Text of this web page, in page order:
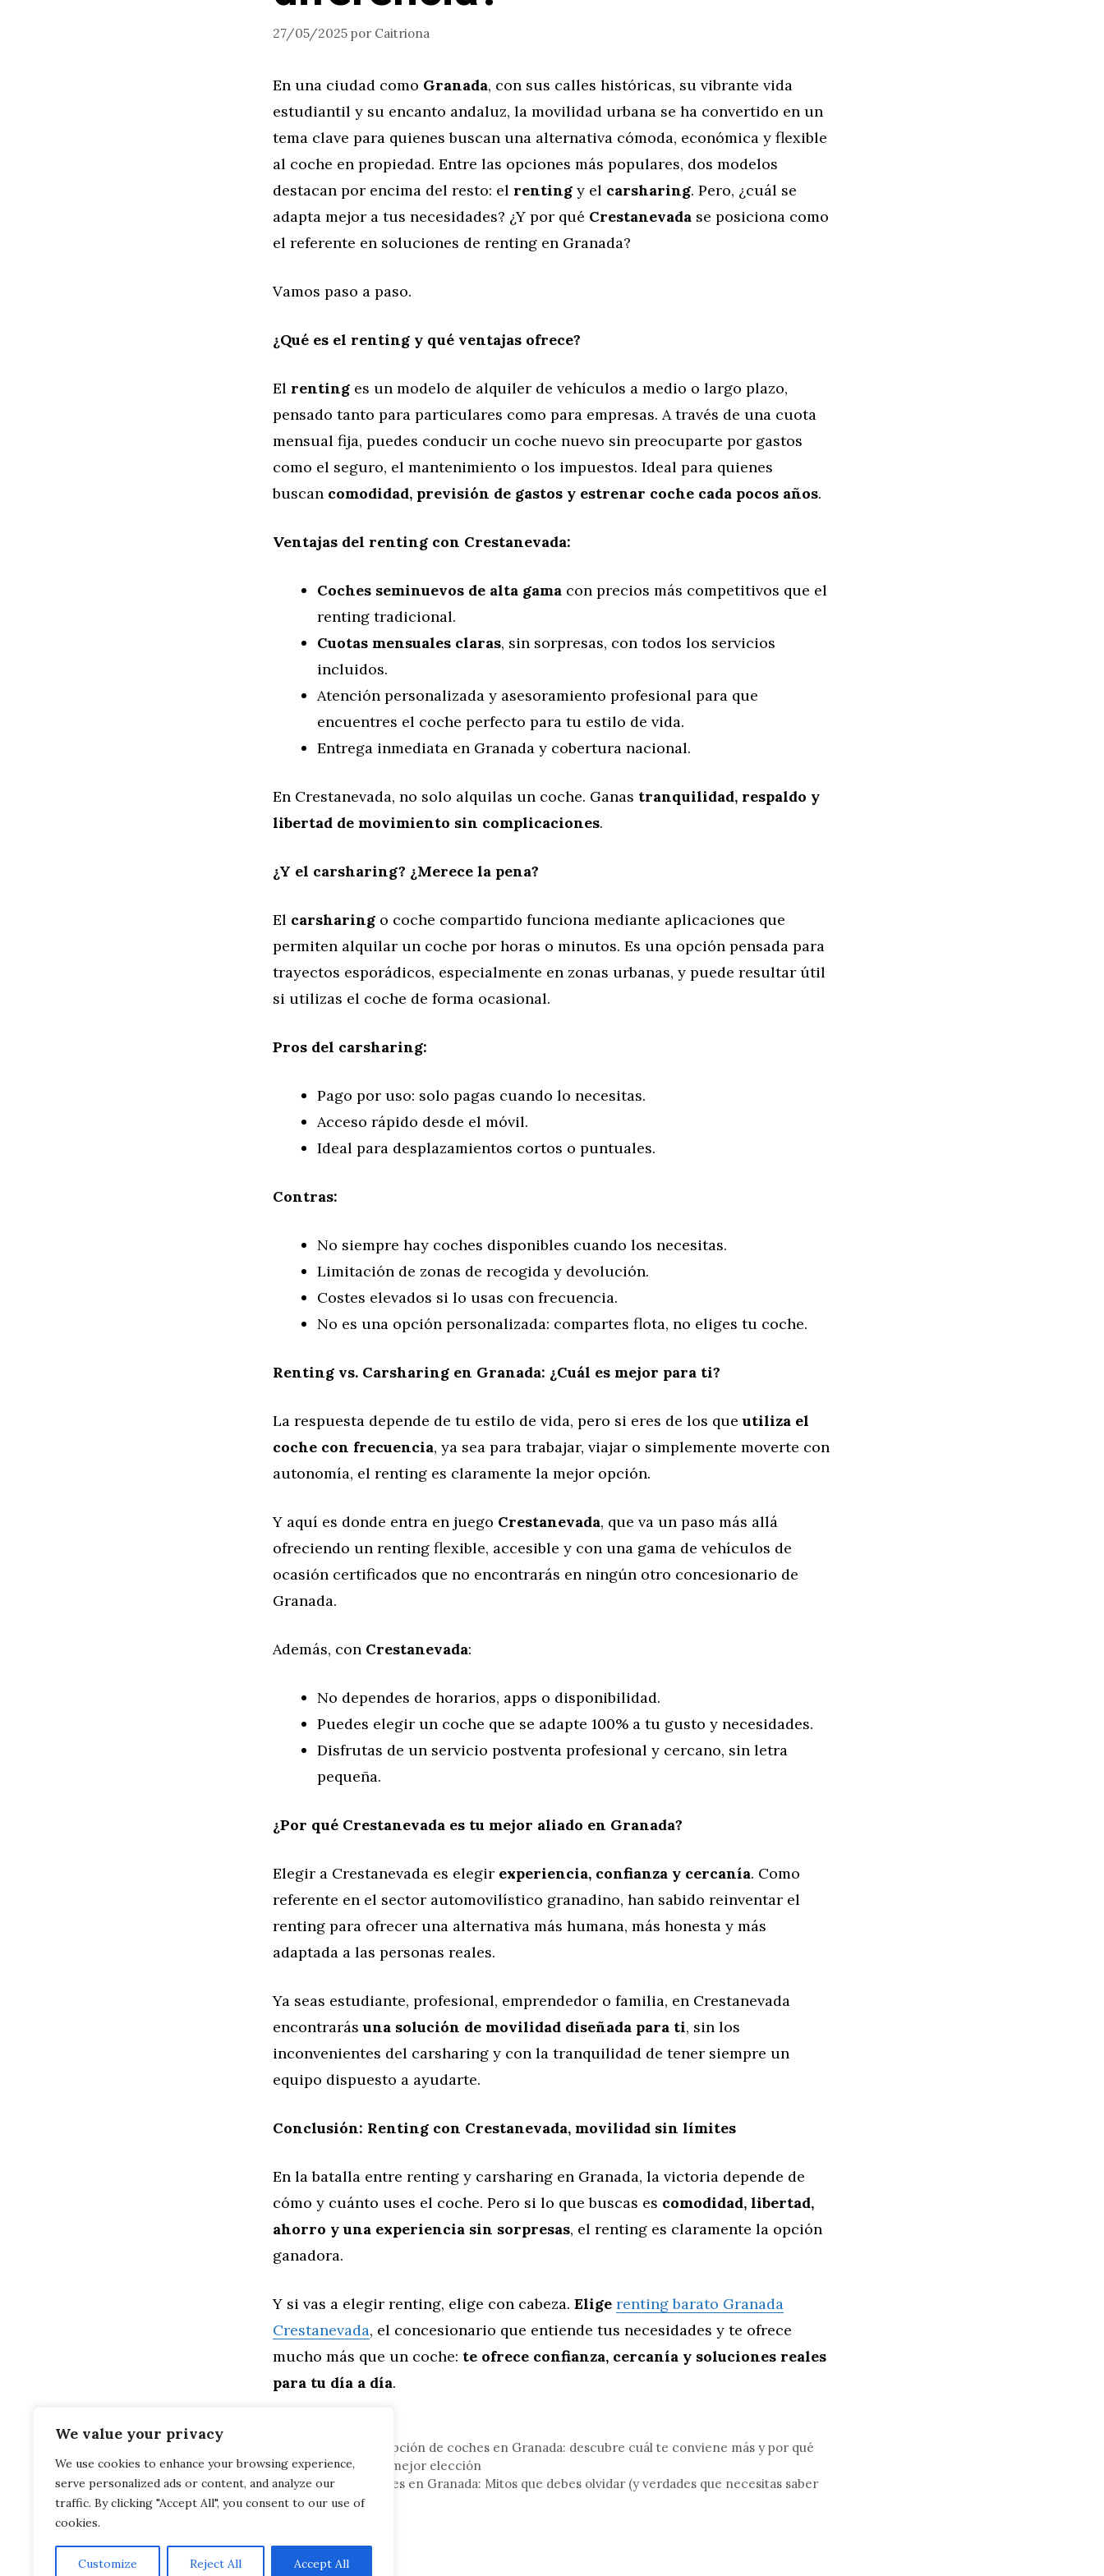
We value your privacy
We use cookies to enhance your browsing experience,
serve personalized ads or content, and analyze our
traffic. By clicking "Accept All", you consent to our use of
cookies.
Customize Reject All Accept All
27/05/2025 por Caitriona
En una ciudad como Granada, con sus calles históricas, su vibrante vida
estudiantil y su encanto andaluz, la movilidad urbana se ha convertido en un
tema clave para quienes buscan una alternativa cómoda, económica y flexible
al coche en propiedad. Entre las opciones más populares, dos modelos
destacan por encima del resto: el renting y el carsharing. Pero, ¿cuál se
adapta mejor a tus necesidades? ¿Y por qué Crestanevada se posiciona como
el referente en soluciones de renting en Granada?
Vamos paso a paso.
¿Qué es el renting y qué ventajas ofrece?
El renting es un modelo de alquiler de vehículos a medio o largo plazo,
pensado tanto para particulares como para empresas. A través de una cuota
mensual fija, puedes conducir un coche nuevo sin preocuparte por gastos
como el seguro, el mantenimiento o los impuestos. Ideal para quienes
buscan comodidad, previsión de gastos y estrenar coche cada pocos años.
Ventajas del renting con Crestanevada:
Coches seminuevos de alta gama con precios más competitivos que el
renting tradicional.
Cuotas mensuales claras, sin sorpresas, con todos los servicios
incluidos.
Atención personalizada y asesoramiento profesional para que
encuentres el coche perfecto para tu estilo de vida.
Entrega inmediata en Granada y cobertura nacional.
En Crestanevada, no solo alquilas un coche. Ganas tranquilidad, respaldo y
libertad de movimiento sin complicaciones.
¿Y el carsharing? ¿Merece la pena?
El carsharing o coche compartido funciona mediante aplicaciones que
permiten alquilar un coche por horas o minutos. Es una opción pensada para
trayectos esporádicos, especialmente en zonas urbanas, y puede resultar útil
si utilizas el coche de forma ocasional.
Pros del carsharing:
Pago por uso: solo pagas cuando lo necesitas.
Acceso rápido desde el móvil.
Ideal para desplazamientos cortos o puntuales.
Contras:
No siempre hay coches disponibles cuando los necesitas.
Limitación de zonas de recogida y devolución.
Costes elevados si lo usas con frecuencia.
No es una opción personalizada: compartes flota, no eliges tu coche.
Renting vs. Carsharing en Granada: ¿Cuál es mejor para ti?
La respuesta depende de tu estilo de vida, pero si eres de los queutiliza el
coche con frecuencia, ya sea para trabajar, viajar o simplemente moverte con
autonomía, el renting es claramente la mejor opción.
Y aquí es donde entra en juego Crestanevada, que va un paso más allá
ofreciendo un renting flexible, accesible y con una gama de vehículos de
ocasión certificados que no encontrarás en ningún otro concesionario de
Granada.
Además, con Crestanevada:
No dependes de horarios, apps o disponibilidad.
Puedes elegir un coche que se adapte 100% a tu gusto y necesidades.
Disfrutas de un servicio postventa profesional y cercano, sin letra
pequeña.
¿Por qué Crestanevada es tu mejor aliado en Granada?
Elegir a Crestanevada es elegir experiencia, confianza y cercanía. Como
referente en el sector automovilístico granadino, han sabido reinventar el
renting para ofrecer una alternativa más humana, más honesta y más
adaptada a las personas reales.
Ya seas estudiante, profesional, emprendedor o familia, en Crestanevada
encontrarásuna solución de movilidad diseñada para ti, sin los
inconvenientes del carsharing y con la tranquilidad de tener siempre un
equipo dispuesto a ayudarte.
Conclusión: Renting con Crestanevada, movilidad sin límites
En la batalla entre renting y carsharing en Granada, la victoria depende de
cómo y cuánto uses el coche. Pero si lo que buscas es comodidad, libertad,
ahorro y una experiencia sin sorpresas, el renting es claramente la opción
ganadora.
Y si vas a elegir renting, elige con cabeza. Elige renting barato Granada
Crestanevada, el concesionario que entiende tus necesidades y te ofrece
mucho más que un coche: te ofrece confianza, cercanía y soluciones reales
para tu día a día.
Renting o Suscripción de coches en Granada: descubre cuál te conviene más y por qué
Crestanevada es tu mejor elección
Renting de coches en Granada: Mitos que debes olvidar (y verdades que necesitas saber
con Crestanevada)